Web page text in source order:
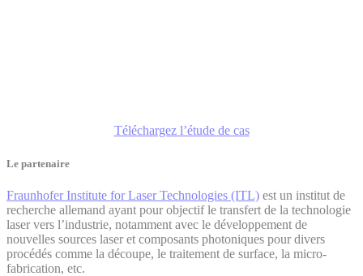
Téléchargez l’étude de cas
Le partenaire
Fraunhofer Institute for Laser Technologies (ITL) est un institut de
recherche allemand ayant pour objectif le transfert de la technologie
laser vers l’industrie, notamment avec le développement de
nouvelles sources laser et composants photoniques pour divers
procédés comme la découpe, le traitement de surface, la micro-
fabrication, etc.